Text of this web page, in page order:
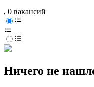
, 0 вакансий
Ничего не